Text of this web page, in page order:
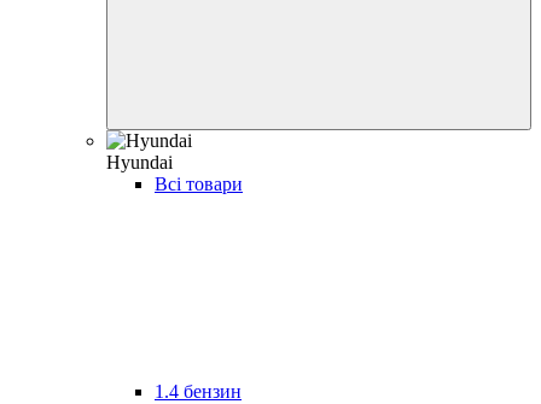
Hyundai
Всі товари
1.4 бензин